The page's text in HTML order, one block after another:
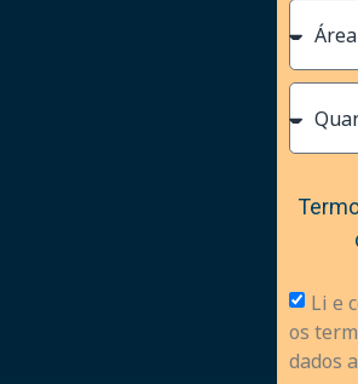
Li e
os
dados